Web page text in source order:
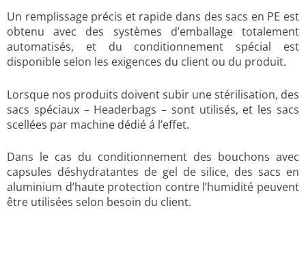
Un remplissage précis et rapide dans des sacs en PE est
obtenu avec des systèmes d’emballage totalement
automatisés, et du conditionnement spécial est
disponible selon les exigences du client ou du produit.
Lorsque nos produits doivent subir une stérilisation, des
sacs spéciaux – Headerbags – sont utilisés, et les sacs
scellées par machine dédié á l’effet.
Dans le cas du conditionnement des bouchons avec
capsules déshydratantes de gel de silice, des sacs en
aluminium d’haute protection contre l’humidité peuvent
être utilisées selon besoin du client.